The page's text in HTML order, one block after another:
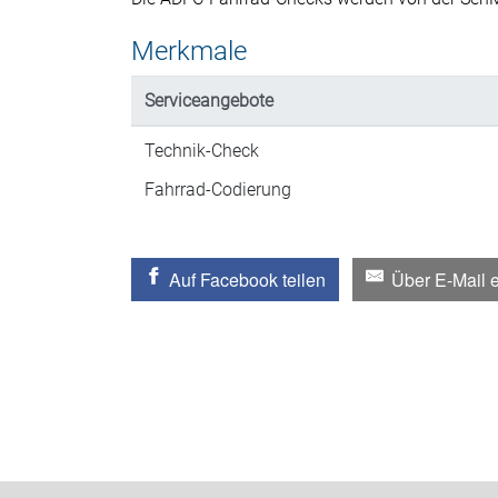
Merkmale
Serviceangebote
Technik-Check
Fahrrad-Codierung
Auf Facebook teilen Über E-Mail